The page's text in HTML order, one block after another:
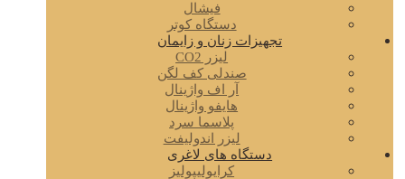
فیشال
دستگاه کوتر
تجهیزات زنان و زایمان
لیزر CO2
صندلی کف لگن
آر اف واژینال
هایفو واژینال
پلاسما سرد
لیزر اندولیفت
دستگاه های لاغری
کرایولیپولیز